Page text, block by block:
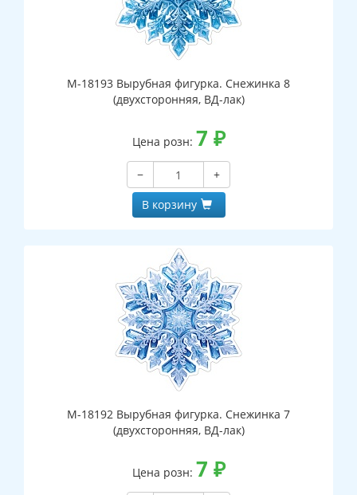
М-18193 Вырубная фигурка. Снежинка 8
(двухсторонняя, ВД-лак)
Цена розн: 7 ₽
−
+
В корзину
М-18192 Вырубная фигурка. Снежинка 7
(двухсторонняя, ВД-лак)
Цена розн: 7 ₽